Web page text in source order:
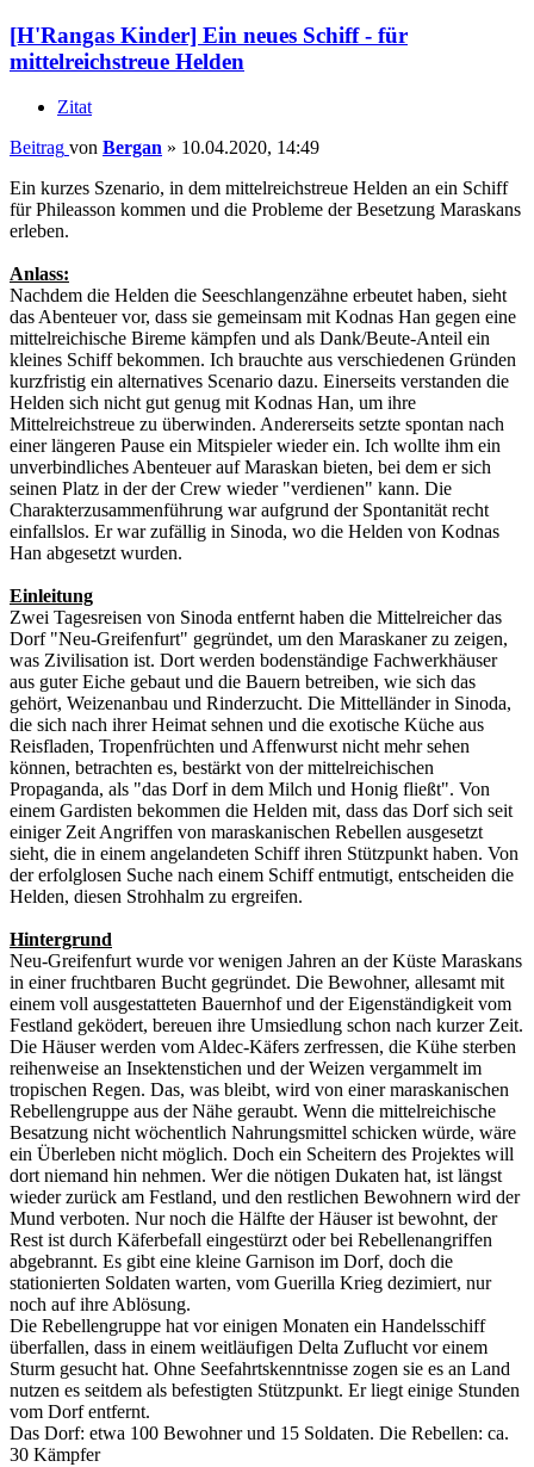
[H'Rangas Kinder] Ein neues Schiff - für
mittelreichstreue Helden
Zitat
Beitrag von Bergan » 10.04.2020, 14:49
Ein kurzes Szenario, in dem mittelreichstreue Helden an ein Schiff
für Phileasson kommen und die Probleme der Besetzung Maraskans
erleben.
Anlass:
Nachdem die Helden die Seeschlangenzähne erbeutet haben, sieht
das Abenteuer vor, dass sie gemeinsam mit Kodnas Han gegen eine
mittelreichische Bireme kämpfen und als Dank/Beute-Anteil ein
kleines Schiff bekommen. Ich brauchte aus verschiedenen Gründen
kurzfristig ein alternatives Scenario dazu. Einerseits verstanden die
Helden sich nicht gut genug mit Kodnas Han, um ihre
Mittelreichstreue zu überwinden. Andererseits setzte spontan nach
einer längeren Pause ein Mitspieler wieder ein. Ich wollte ihm ein
unverbindliches Abenteuer auf Maraskan bieten, bei dem er sich
seinen Platz in der der Crew wieder "verdienen" kann. Die
Charakterzusammenführung war aufgrund der Spontanität recht
einfallslos. Er war zufällig in Sinoda, wo die Helden von Kodnas
Han abgesetzt wurden.
Einleitung
Zwei Tagesreisen von Sinoda entfernt haben die Mittelreicher das
Dorf "Neu-Greifenfurt" gegründet, um den Maraskaner zu zeigen,
was Zivilisation ist. Dort werden bodenständige Fachwerkhäuser
aus guter Eiche gebaut und die Bauern betreiben, wie sich das
gehört, Weizenanbau und Rinderzucht. Die Mittelländer in Sinoda,
die sich nach ihrer Heimat sehnen und die exotische Küche aus
Reisfladen, Tropenfrüchten und Affenwurst nicht mehr sehen
können, betrachten es, bestärkt von der mittelreichischen
Propaganda, als "das Dorf in dem Milch und Honig fließt". Von
einem Gardisten bekommen die Helden mit, dass das Dorf sich seit
einiger Zeit Angriffen von maraskanischen Rebellen ausgesetzt
sieht, die in einem angelandeten Schiff ihren Stützpunkt haben. Von
der erfolglosen Suche nach einem Schiff entmutigt, entscheiden die
Helden, diesen Strohhalm zu ergreifen.
Hintergrund
Neu-Greifenfurt wurde vor wenigen Jahren an der Küste Maraskans
in einer fruchtbaren Bucht gegründet. Die Bewohner, allesamt mit
einem voll ausgestatteten Bauernhof und der Eigenständigkeit vom
Festland geködert, bereuen ihre Umsiedlung schon nach kurzer Zeit.
Die Häuser werden vom Aldec-Käfers zerfressen, die Kühe sterben
reihenweise an Insektenstichen und der Weizen vergammelt im
tropischen Regen. Das, was bleibt, wird von einer maraskanischen
Rebellengruppe aus der Nähe geraubt. Wenn die mittelreichische
Besatzung nicht wöchentlich Nahrungsmittel schicken würde, wäre
ein Überleben nicht möglich. Doch ein Scheitern des Projektes will
dort niemand hin nehmen. Wer die nötigen Dukaten hat, ist längst
wieder zurück am Festland, und den restlichen Bewohnern wird der
Mund verboten. Nur noch die Hälfte der Häuser ist bewohnt, der
Rest ist durch Käferbefall eingestürzt oder bei Rebellenangriffen
abgebrannt. Es gibt eine kleine Garnison im Dorf, doch die
stationierten Soldaten warten, vom Guerilla Krieg dezimiert, nur
noch auf ihre Ablösung.
Die Rebellengruppe hat vor einigen Monaten ein Handelsschiff
überfallen, dass in einem weitläufigen Delta Zuflucht vor einem
Sturm gesucht hat. Ohne Seefahrtskenntnisse zogen sie es an Land
nutzen es seitdem als befestigten Stützpunkt. Er liegt einige Stunden
vom Dorf entfernt.
Das Dorf: etwa 100 Bewohner und 15 Soldaten. Die Rebellen: ca.
30 Kämpfer